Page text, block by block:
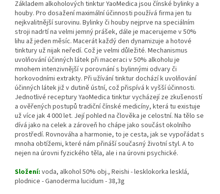
Základem alkoholových tinktur YaoMedica jsou čínské bylinky a
houby. Pro dosažení maximální účinnosti používá firma jen tu
nejkvalitnější surovinu. Bylinky či houby nejprve na speciálním
stroji nadrtí na velmi jemný prášek, dále je macerujeme v 50%
lihu až jeden měsíc. Macerát každý den dynamizuje a hotové
tinktury už nijak neředí. Což je velmi důležité. Mechanismus
uvolňování účinných látek při maceraci v 50% alkoholu je
mnohem intenzivnější v porovnání s bylinnými odvary či
horkovodními extrakty. Při užívání tinktur dochází k uvolňování
účinných látek již v dutině ústní, což přispívá k vyšší účinnosti.
Jednotlivé receptury YaoMedica tinktur vycházejí ze zkušeností
a ověřených postupů tradiční čínské medicíny, která tu existuje
už více jak 4 000 let. Její pohled na člověka je celostní. Na tělo se
dívá jako na celek a zároveň ho chápe jako součást okolního
prostředí. Rovnováha a harmonie, to je cesta, jak se vypořádat s
mnoha obtížemi, které nám přináší současný životní styl. A to
nejen na úrovni fyzického těla, ale i na úrovni psychické.
Složení: voda, alkohol 50% obj., Reishi - lesklokorka lesklá,
plodnice - Ganoderma lucidum - 38,3g